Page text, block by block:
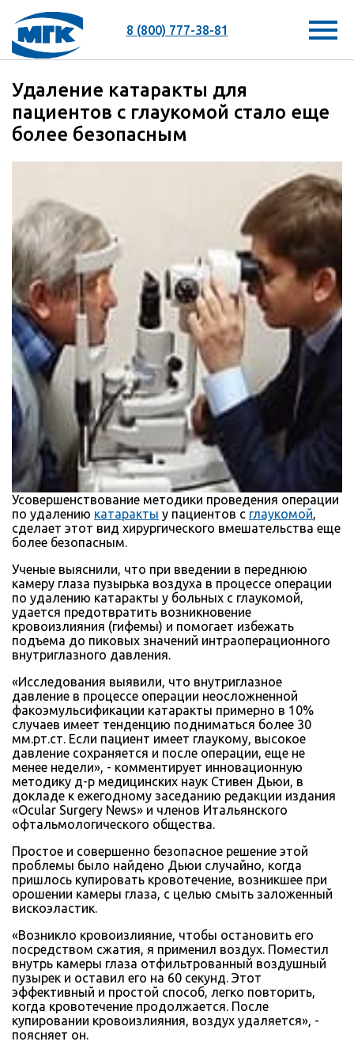
8 (800) 777-38-81
Удаление катаракты для
пациентов с глаукомой стало еще
более безопасным
Усовершенствование методики проведения операции
по удалению катаракты у пациентов с глаукомой,
сделает этот вид хирургического вмешательства еще
более безопасным.
Ученые выяснили, что при введении в переднюю
камеру глаза пузырька воздуха в процессе операции
по удалению катаракты у больных с глаукомой,
удается предотвратить возникновение
кровоизлияния (гифемы) и помогает избежать
подъема до пиковых значений интраоперационного
внутриглазного давления.
«Исследования выявили, что внутриглазное
давление в процессе операции неосложненной
факоэмульсификации катаракты примерно в 10%
случаев имеет тенденцию подниматься более 30
мм.рт.ст. Если пациент имеет глаукому, высокое
давление сохраняется и после операции, еще не
менее недели», - комментирует инновационную
методику д-р медицинских наук Стивен Дьюи, в
докладе к ежегодному заседанию редакции издания
«Ocular Surgery News» и членов Итальянского
офтальмологического общества.
Простое и совершенно безопасное решение этой
проблемы было найдено Дьюи случайно, когда
пришлось купировать кровотечение, возникшее при
орошении камеры глаза, с целью смыть заложенный
вискоэластик.
«Возникло кровоизлияние, чтобы остановить его
посредством сжатия, я применил воздух. Поместил
внутрь камеры глаза отфильтрованный воздушный
пузырек и оставил его на 60 секунд. Этот
эффективный и простой способ, легко повторить,
когда кровотечение продолжается. После
купировании кровоизлияния, воздух удаляется», -
поясняет он.